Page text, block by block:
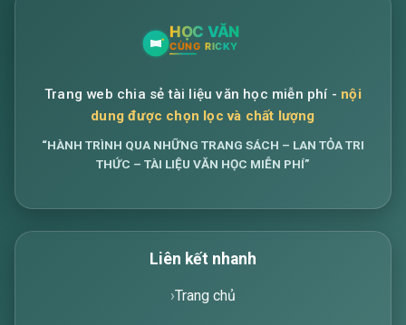
Trang web chia sẻ tài liệu văn học miễn phí - nội
dung được chọn lọc và chất lượng
“HÀNH TRÌNH QUA NHỮNG TRANG SÁCH – LAN TỎA TRI
THỨC – TÀI LIỆU VĂN HỌC MIỄN PHÍ”
Liên kết nhanh
Trang chủ